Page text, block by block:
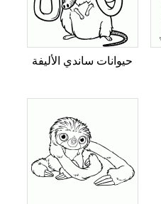
حيوانات ساندي الأليفة